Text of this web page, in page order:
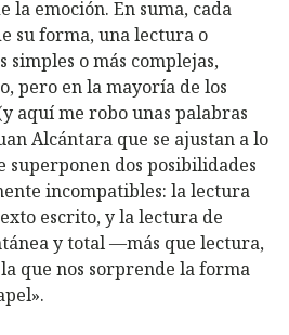
la emoción. En suma, cada
su forma, una lectura o
simples o más complejas,
pero en la mayoría de los
aquí me robo unas palabras
Alcántara que se ajustan a lo
superponen dos posibilidades
incompatibles: la lectura
escrito, y la lectura de
y total —más que lectura,
que nos sorprende la forma